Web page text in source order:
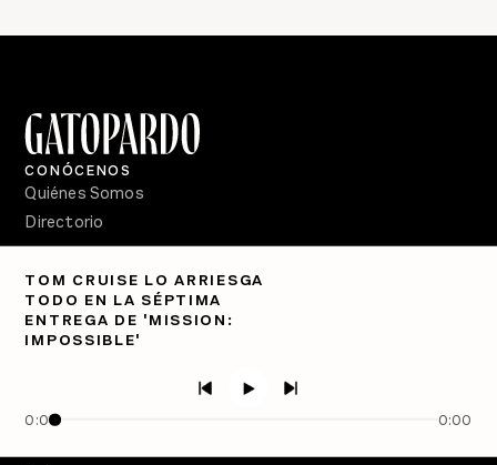
TOM CRUISE LO ARRIESGA
TODO EN LA SÉPTIMA
ENTREGA DE 'MISSION:
IMPOSSIBLE'
0:00 0:00
CONÓCENOS
Quiénes Somos
Directorio
Semanario Gatopardo
En Qué Momento
Crecer en Distopía
Facebook